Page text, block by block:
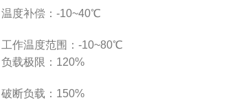
温度补偿：-10~40℃
工作温度范围：-10~80℃
负载极限：120%
破断负载：150%